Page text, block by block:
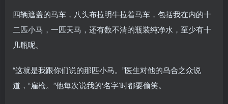
四辆遮盖的马车，八头布拉明牛拉着马车，包括我在内的十
二匹小马，一匹天马，还有数不清的瓶装纯净水，至少有十
几瓶呢。
“这就是我跟你们说的那匹小马。”医生对他的乌合之众说
道，“雇枪。”他每次说我的‘名字’时都要偷笑。